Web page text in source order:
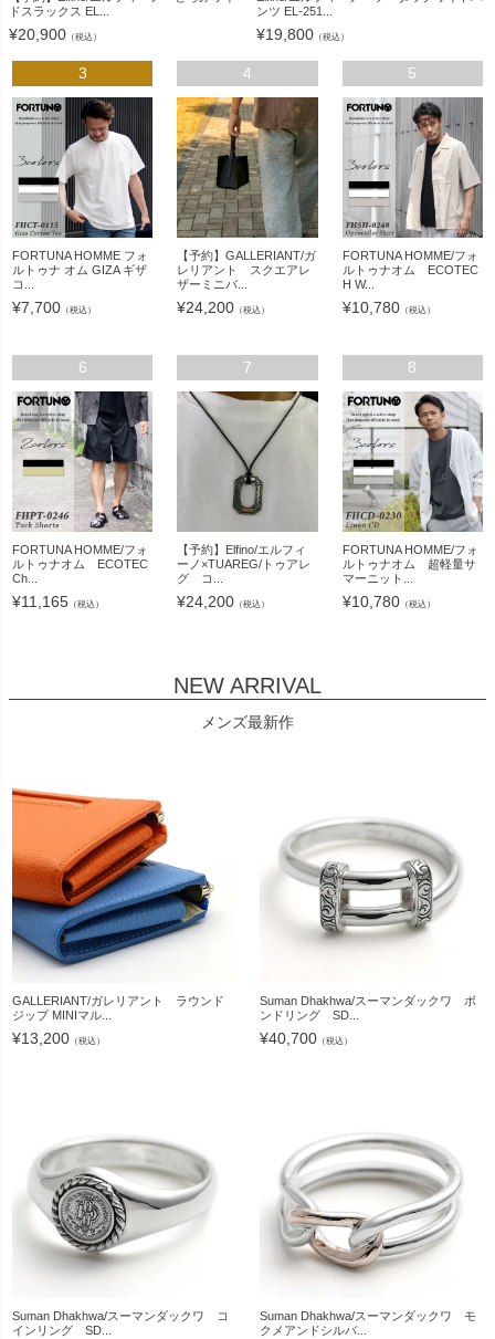
ドスラックス EL...
¥20,900 （税込）
ンツ EL-251...
¥19,800 （税込）
3
FORTUNA HOMME フォ
ルトゥナ オム GIZA ギザ
コ...
¥7,700 （税込）
4
【予約】GALLERIANT/ガ
レリアント スクエアレ
ザーミニバ...
¥24,200 （税込）
5
FORTUNA HOMME/フォ
ルトゥナオム ECOTEC
H W...
¥10,780（税込）
6
FORTUNA HOMME/フォ
ルトゥナオム ECOTEC
Ch...
¥11,165 （税込）
7
【予約】Elfino/エルフィ
ーノ×TUAREG/トゥアレ
グ コ...
¥24,200 （税込）
8
FORTUNA HOMME/フォ
ルトゥナオム 超軽量サ
マーニット...
¥10,780（税込）
NEW ARRIVAL
メンズ最新作
GALLERIANT/ガレリアント ラウンド
ジップ MINIマル...
¥13,200 （税込）
Suman Dhakhwa/スーマンダックワ ボ
ンドリング SD...
¥40,700 （税込）
Suman Dhakhwa/スーマンダックワ コ
インリング SD...
Suman Dhakhwa/スーマンダックワ モ
クメアンドシルバ...